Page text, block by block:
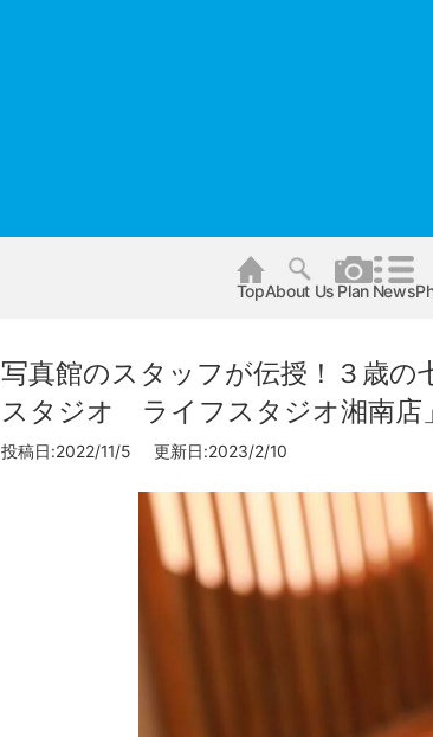
TopAbout Us Plan News
写真館のスタッフが伝授！３歳の
スタジオ ライフスタジオ湘南店」
投稿日:2022/11/5 更新日:2023/2/10